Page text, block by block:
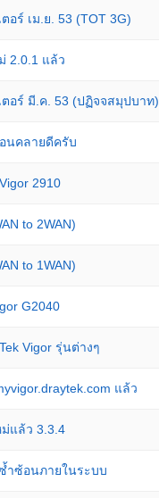
ร์ เม.ย. 53 (TOT 3G)
2.0.1 แล้ว
อร์ มี.ค. 53 (ปฏิจจสมุปบาท)
นคลายดีครับ
2910
to 2WAN)
to 1WAN)
G2040
Vigor รุ่นต่างๆ
แล้ว
ม่แล้ว 3.3.4
ำซ้อนภายในระบบ